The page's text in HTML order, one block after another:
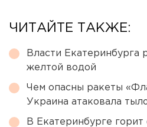
ЧИТАЙТЕ ТАКЖЕ:
Власти Екатеринбурга
желтой водой
Чем опасны ракеты
Украина атаковала
В Екатеринбурге